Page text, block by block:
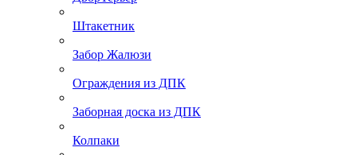
Штакетник
Забор Жалюзи
Ограждения из ДПК
Заборная доска из ДПК
Колпаки